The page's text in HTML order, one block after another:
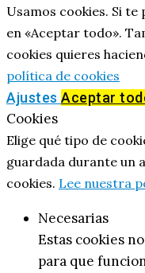
Usamos cookies. Si
en «Aceptar todo».
cookies quieres
política de cookies
Ajustes Aceptar
Cookies
Elige qué tipo de
guardada durante un
cookies. Lee nuestra
Necesarias
Estas cookies
para que